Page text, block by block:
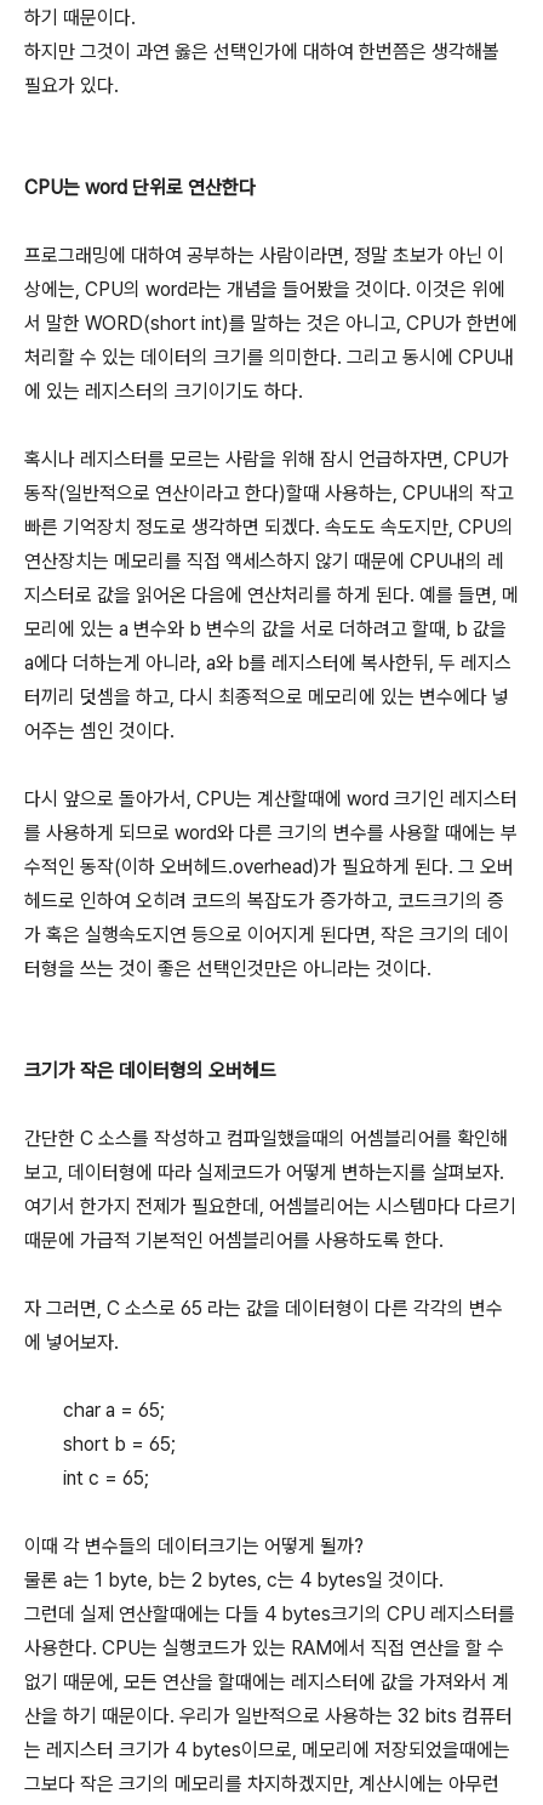
하기 때문이다.
하지만 그것이 과연 옳은 선택인가에 대하여 한번쯤은 생각해볼
필요가 있다.
CPU는 word 단위로 연산한다
프로그래밍에 대하여 공부하는 사람이라면, 정말 초보가 아닌 이
상에는, CPU의 word라는 개념을 들어봤을 것이다. 이것은 위에
서 말한 WORD(short int)를 말하는 것은 아니고, CPU가 한번에
처리할 수 있는 데이터의 크기를 의미한다. 그리고 동시에 CPU내
에 있는 레지스터의 크기이기도 하다.
혹시나 레지스터를 모르는 사람을 위해 잠시 언급하자면, CPU가
동작(일반적으로 연산이라고 한다)할때 사용하는, CPU내의 작고
빠른 기억장치 정도로 생각하면 되겠다. 속도도 속도지만, CPU의
연산장치는 메모리를 직접 액세스하지 않기 때문에 CPU내의 레
지스터로 값을 읽어온 다음에 연산처리를 하게 된다. 예를 들면, 메
모리에 있는 a 변수와 b 변수의 값을 서로 더하려고 할때, b 값을
a에다 더하는게 아니라, a와 b를 레지스터에 복사한뒤, 두 레지스
터끼리 덧셈을 하고, 다시 최종적으로 메모리에 있는 변수에다 넣
어주는 셈인 것이다.
다시 앞으로 돌아가서, CPU는 계산할때에 word 크기인 레지스터
를 사용하게 되므로 word와 다른 크기의 변수를 사용할 때에는 부
수적인 동작(이하 오버헤드.overhead)가 필요하게 된다. 그 오버
헤드로 인하여 오히려 코드의 복잡도가 증가하고, 코드크기의 증
가 혹은 실행속도지연 등으로 이어지게 된다면, 작은 크기의 데이
터형을 쓰는 것이 좋은 선택인것만은 아니라는 것이다.
크기가 작은 데이터형의 오버헤드
간단한 C 소스를 작성하고 컴파일했을때의 어셈블리어를 확인해
보고, 데이터형에 따라 실제코드가 어떻게 변하는지를 살펴보자.
여기서 한가지 전제가 필요한데, 어셈블리어는 시스템마다 다르기
때문에 가급적 기본적인 어셈블리어를 사용하도록 한다.
자 그러면, C 소스로 65 라는 값을 데이터형이 다른 각각의 변수
에 넣어보자.
char a = 65;
short b = 65;
int c = 65;
이때 각 변수들의 데이터크기는 어떻게 될까?
물론 a는 1 byte, b는 2 bytes, c는 4 bytes일 것이다.
그런데 실제 연산할때에는 다들 4 bytes크기의 CPU 레지스터를
사용한다. CPU는 실행코드가 있는 RAM에서 직접 연산을 할 수
없기 때문에, 모든 연산을 할때에는 레지스터에 값을 가져와서 계
산을 하기 때문이다. 우리가 일반적으로 사용하는 32 bits 컴퓨터
는 레지스터 크기가 4 bytes이므로, 메모리에 저장되었을때에는
그보다 작은 크기의 메모리를 차지하겠지만, 계산시에는 아무런